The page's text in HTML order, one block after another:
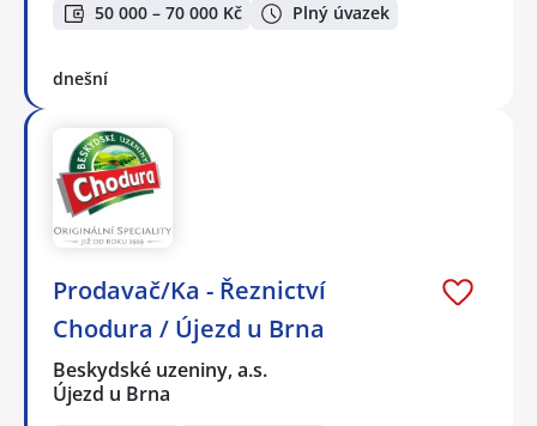
50 000 – 70 000 Kč Plný úvazek
dnešní
Prodavač/Ka - Řeznictví
Chodura / Újezd u Brna
Beskydské uzeniny, a.s.
Újezd u Brna